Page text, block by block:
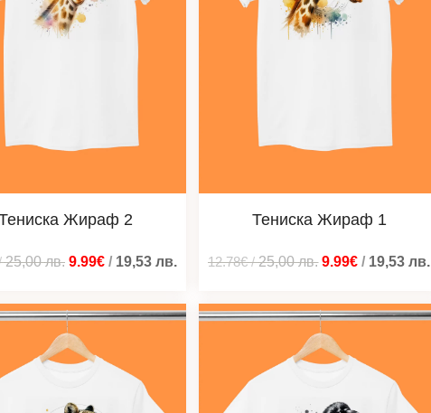
Жираф 2
25,00лв. 9.99€/ 19,53 лв.
Тениска Жираф 1
12.78€/25,00лв. 9.99€ / 19,53лв.